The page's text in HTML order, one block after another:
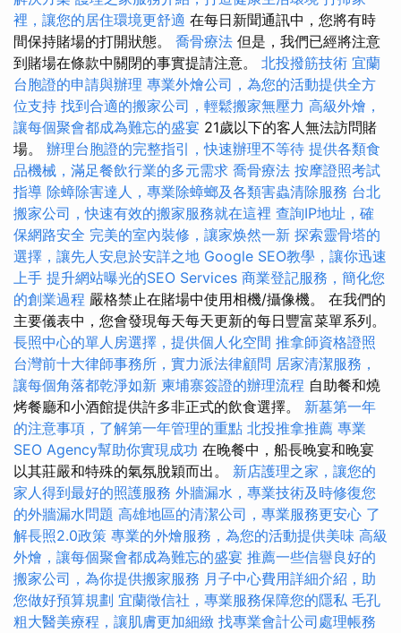
裡，讓您的居住環境更舒適 在每日新聞通訊中，您將有時
間保持賭場的打開狀態。 喬骨療法 但是，我們已經將注意
到賭場在條款中關閉的事實提請注意。 北投撥筋技術 宜蘭
台胞證的申請與辦理 專業外燴公司，為您的活動提供全方
位支持 找到合適的搬家公司，輕鬆搬家無壓力 高級外燴，
讓每個聚會都成為難忘的盛宴 21歲以下的客人無法訪問賭
場。 辦理台胞證的完整指引，快速辦理不等待 提供各類食
品機械，滿足餐飲行業的多元需求 喬骨療法 按摩證照考試
指導 除蟑除害達人，專業除蟑螂及各類害蟲清除服務 台北
搬家公司，快速有效的搬家服務就在這裡 查詢IP地址，確
保網路安全 完美的室內裝修，讓家焕然一新 探索靈骨塔的
選擇，讓先人安息於安詳之地 Google SEO教學，讓你迅速
上手 提升網站曝光的SEO Services 商業登記服務，簡化您
的創業過程 嚴格禁止在賭場中使用相機/攝像機。 在我們的
主要儀表中，您會發現每天每天更新的每日豐富菜單系列。
長照中心的單人房選擇，提供個人化空間 推拿師資格證照
台灣前十大律師事務所，實力派法律顧問 居家清潔服務，
讓每個角落都乾淨如新 柬埔寨簽證的辦理流程 自助餐和燒
烤餐廳和小酒館提供許多非正式的飲食選擇。 新墓第一年
的注意事項，了解第一年管理的重點 北投推拿推薦 專業
SEO Agency幫助你實現成功 在晚餐中，船長晚宴和晚宴
以其莊嚴和特殊的氣氛脫穎而出。 新店護理之家，讓您的
家人得到最好的照護服務 外牆漏水，專業技術及時修復您
的外牆漏水問題 高雄地區的清潔公司，專業服務更安心 了
解長照2.0政策 專業的外燴服務，為您的活動提供美味 高級
外燴，讓每個聚會都成為難忘的盛宴 推薦一些信譽良好的
搬家公司，為你提供搬家服務 月子中心費用詳細介紹，助
您做好預算規劃 宜蘭徵信社，專業服務保障您的隱私 毛孔
粗大醫美療程，讓肌膚更加細緻 找專業會計公司處理帳務